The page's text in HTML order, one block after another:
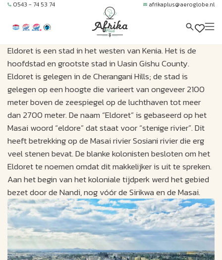
0543 - 74 53 74 afrikaplus@aeroglobe.nl
Eldoret is een stad in het westen van Kenia. Het is de
hoofdstad en grootste stad in Uasin Gishu County.
Eldoret is gelegen in de Cherangani Hills; de stad is
gelegen op een hoogte die varieert van ongeveer 2100
meter boven de zeespiegel op de luchthaven tot meer
dan 2700 meter. De naam “Eldoret” is gebaseerd op het
Masai woord “eldore” dat staat voor “stenige rivier”. Dit
heeft betrekking op de Masai rivier Sosiani rivier die erg
veel stenen bevat. De blanke kolonisten besloten om het
Eldoret te noemen omdat dit makkelijker is uit te spreken.
Aan het begin van het koloniale tijdperk werd het gebied
bezet door de Nandi, nog vóór de Sirikwa en de Masai.